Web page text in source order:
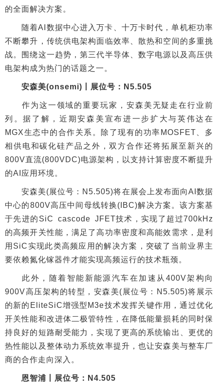
的全面解决方案。
随着AI数据中心进入万卡、十万卡时代，单机柜功率
不断攀升，传统供电架构面临效率、散热和空间的多重挑
战。围绕这一趋势，第三代半导体、数字电源以及高压供
电架构成为热门的话题之一。
安森美(onsemi)丨展位号：N5.505
作为这一领域的重要玩家，安森美无疑走在行业前
列。据了解，近期安森美宣布进一步扩大与英伟达在
MGX生态中的合作关系。除了现有的功率MOSFET、多
相供电和碳化硅产品之外，双方合作还将拓展至新兴的
800V直流(800VDC)电源架构，以支持计算密度不断提升
的AI应用环境。
安森美(展位号：N5.505)将在展会上发布面向AI数据
中心的800V高压中间母线转换(IBC)解决方案。该方案基
于先进的SiC cascode JFET技术，实现了超过700kHz
的高频开关性能，满足了高功率密度和高能效需求，是利
用SiC实现此类高频应用的解决方案，突破了当前业界主
要依赖氮化镓器件才能实现高频运行的技术瓶颈。
此外，随着智能新能源汽车在加速从400V架构向
900V高压架构的转型，安森美(展位号：N5.505)将展示
的新的EliteSiC增强型M3e技术发挥关键作用，通过优化
开关性能和改进体二极管特性，在降低能量损耗的同时保
持良好的短路耐受能力，实现了更高的系统输出、更优的
热性能以及整体动力系统效率提升，也让安森美与整车厂
商的合作走向深入。
恩智浦丨展位号：N4.505